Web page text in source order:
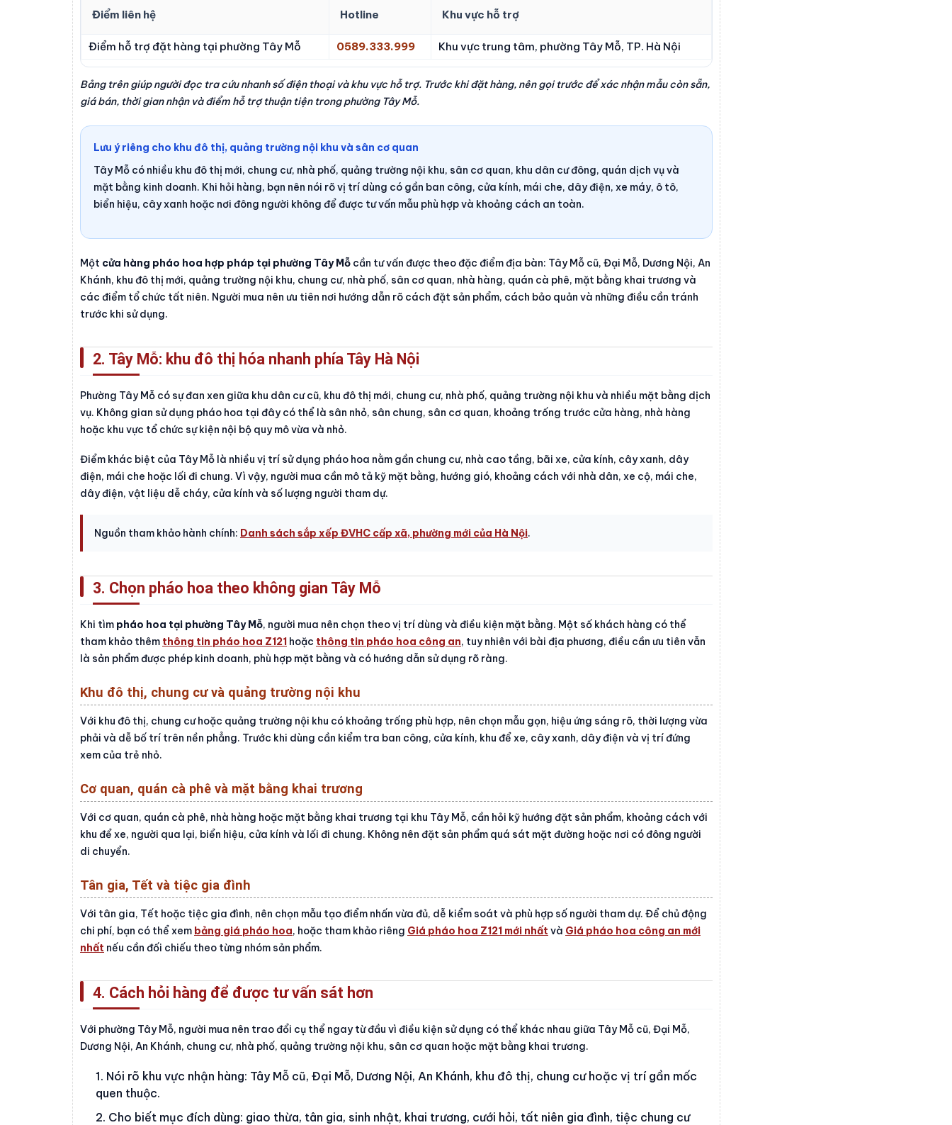
Điểm liên hệ Hotline Khu vực hỗ trợ
Điểm hỗ trợ đặt hàng tại phường Tây Mỗ 0589.333.999 Khu vực trung tâm, phường Tây Mỗ, TP. Hà Nội
Bảng trên giúp người đọc tra cứu nhanh số điện thoại và khu vực hỗ trợ. Trước khi đặt hàng, nên gọi trước để xác nhận mẫu còn sẵn,
giá bán, thời gian nhận và điểm hỗ trợ thuận tiện trong phường Tây Mỗ.
Lưu ý riêng cho khu đô thị, quảng trường nội khu và sân cơ quan
Tây Mỗ có nhiều khu đô thị mới, chung cư, nhà phố, quảng trường nội khu, sân cơ quan, khu dân cư đông, quán dịch vụ và
mặt bằng kinh doanh. Khi hỏi hàng, bạn nên nói rõ vị trí dùng có gần ban công, cửa kính, mái che, dây điện, xe máy, ô tô,
biển hiệu, cây xanh hoặc nơi đông người không để được tư vấn mẫu phù hợp và khoảng cách an toàn.
Một cửa hàng pháo hoa hợp pháp tại phường Tây Mỗ cần tư vấn được theo đặc điểm địa bàn: Tây Mỗ cũ, Đại Mỗ, Dương Nội, An
Khánh, khu đô thị mới, quảng trường nội khu, chung cư, nhà phố, sân cơ quan, nhà hàng, quán cà phê, mặt bằng khai trương và
các điểm tổ chức tất niên. Người mua nên ưu tiên nơi hướng dẫn rõ cách đặt sản phẩm, cách bảo quản và những điều cần tránh
trước khi sử dụng.
2. Tây Mỗ: khu đô thị hóa nhanh phía Tây Hà Nội
Phường Tây Mỗ có sự đan xen giữa khu dân cư cũ, khu đô thị mới, chung cư, nhà phố, quảng trường nội khu và nhiều mặt bằng dịch
vụ. Không gian sử dụng pháo hoa tại đây có thể là sân nhỏ, sân chung, sân cơ quan, khoảng trống trước cửa hàng, nhà hàng
hoặc khu vực tổ chức sự kiện nội bộ quy mô vừa và nhỏ.
Điểm khác biệt của Tây Mỗ là nhiều vị trí sử dụng pháo hoa nằm gần chung cư, nhà cao tầng, bãi xe, cửa kính, cây xanh, dây
điện, mái che hoặc lối đi chung. Vì vậy, người mua cần mô tả kỹ mặt bằng, hướng gió, khoảng cách với nhà dân, xe cộ, mái che,
dây điện, vật liệu dễ cháy, cửa kính và số lượng người tham dự.
Nguồn tham khảo hành chính: Danh sách sắp xếp ĐVHC cấp xã, phường mới của Hà Nội.
3. Chọn pháo hoa theo không gian Tây Mỗ
Khi tìm pháo hoa tại phường Tây Mỗ, người mua nên chọn theo vị trí dùng và điều kiện mặt bằng. Một số khách hàng có thể
tham khảo thêm thông tin pháo hoa Z121 hoặc thông tin pháo hoa công an, tuy nhiên với bài địa phương, điều cần ưu tiên vẫn
là sản phẩm được phép kinh doanh, phù hợp mặt bằng và có hướng dẫn sử dụng rõ ràng.
Khu đô thị, chung cư và quảng trường nội khu
Với khu đô thị, chung cư hoặc quảng trường nội khu có khoảng trống phù hợp, nên chọn mẫu gọn, hiệu ứng sáng rõ, thời lượng vừa
phải và dễ bố trí trên nền phẳng. Trước khi dùng cần kiểm tra ban công, cửa kính, khu để xe, cây xanh, dây điện và vị trí đứng
xem của trẻ nhỏ.
Cơ quan, quán cà phê và mặt bằng khai trương
Với cơ quan, quán cà phê, nhà hàng hoặc mặt bằng khai trương tại khu Tây Mỗ, cần hỏi kỹ hướng đặt sản phẩm, khoảng cách với
khu để xe, người qua lại, biển hiệu, cửa kính và lối đi chung. Không nên đặt sản phẩm quá sát mặt đường hoặc nơi có đông người
di chuyển.
Tân gia, Tết và tiệc gia đình
Với tân gia, Tết hoặc tiệc gia đình, nên chọn mẫu tạo điểm nhấn vừa đủ, dễ kiểm soát và phù hợp số người tham dự. Để chủ động
chi phí, bạn có thể xem bảng giá pháo hoa, hoặc tham khảo riêng Giá pháo hoa Z121 mới nhất và Giá pháo hoa công an mới
nhất nếu cần đối chiếu theo từng nhóm sản phẩm.
4. Cách hỏi hàng để được tư vấn sát hơn
Với phường Tây Mỗ, người mua nên trao đổi cụ thể ngay từ đầu vì điều kiện sử dụng có thể khác nhau giữa Tây Mỗ cũ, Đại Mỗ,
Dương Nội, An Khánh, chung cư, nhà phố, quảng trường nội khu, sân cơ quan hoặc mặt bằng khai trương.
Nói rõ khu vực nhận hàng: Tây Mỗ cũ, Đại Mỗ, Dương Nội, An Khánh, khu đô thị, chung cư hoặc vị trí gần mốc
quen thuộc.
Cho biết mục đích dùng: giao thừa, tân gia, sinh nhật, khai trương, cưới hỏi, tất niên gia đình, tiệc chung cư